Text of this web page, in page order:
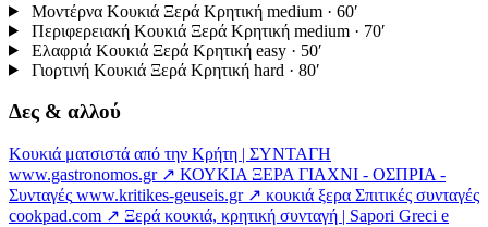
Μοντέρνα Κουκιά Ξερά Κρητική medium · 60′
Περιφερειακή Κουκιά Ξερά Κρητική medium · 70′
Ελαφριά Κουκιά Ξερά Κρητική easy · 50′
Γιορτινή Κουκιά Ξερά Κρητική hard · 80′
Δες & αλλού
Κουκιά ματσιστά από την Κρήτη | ΣΥΝΤΑΓΗ
www.gastronomos.gr ↗ ΚΟΥΚΙΑ ΞΕΡΑ ΓΙΑΧΝΙ - ΟΣΠΡΙΑ -
Συνταγές www.kritikes-geuseis.gr ↗ κουκιά ξερα Σπιτικές συνταγές
cookpad.com ↗ Ξερά κουκιά, κρητική συνταγή | Sapori Greci e